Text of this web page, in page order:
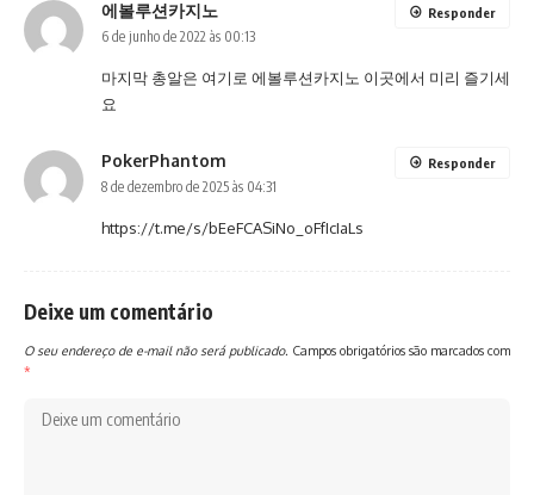
에볼루션카지노
6 de junho de 2022 às 00:13
마지막 총알은 여기로 에볼루션카지노 이곳에서 미리 즐기세
요
Responder
PokerPhantom
8 de dezembro de 2025 às 04:31
https://t.me/s/bEeFCASiNo_oFfIcIaLs
Responder
Deixe um comentário
O seu endereço de e-mail não será publicado. Campos obrigatórios são marcados com
*